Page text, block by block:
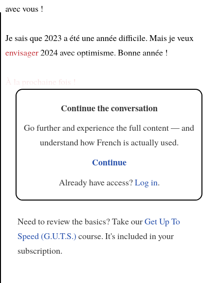
Article
avec vous !
Je sais que 2023 a été une année difficile. Mais je veux
envisager2024 avec optimisme. Bonne année !
À la prochaine fois !
Continue the conversation
Go further and experience the full content — and
understand how French is actually used.
Continue
Already have access?Log in.
Need to review the basics? Take ourGet Up To
Speed (G.U.T.S.) course. It's included in your
subscription.